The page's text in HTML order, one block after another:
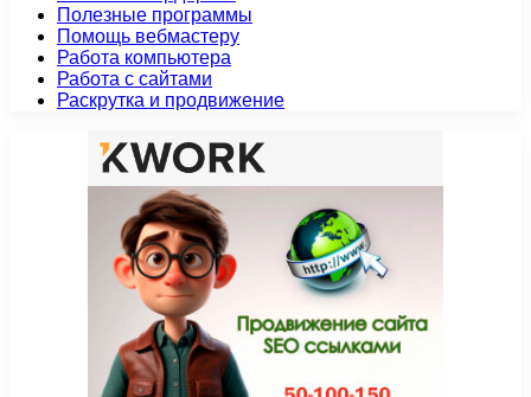
Полезные программы
Помощь вебмастеру
Работа компьютера
Работа с сайтами
Раскрутка и продвижение